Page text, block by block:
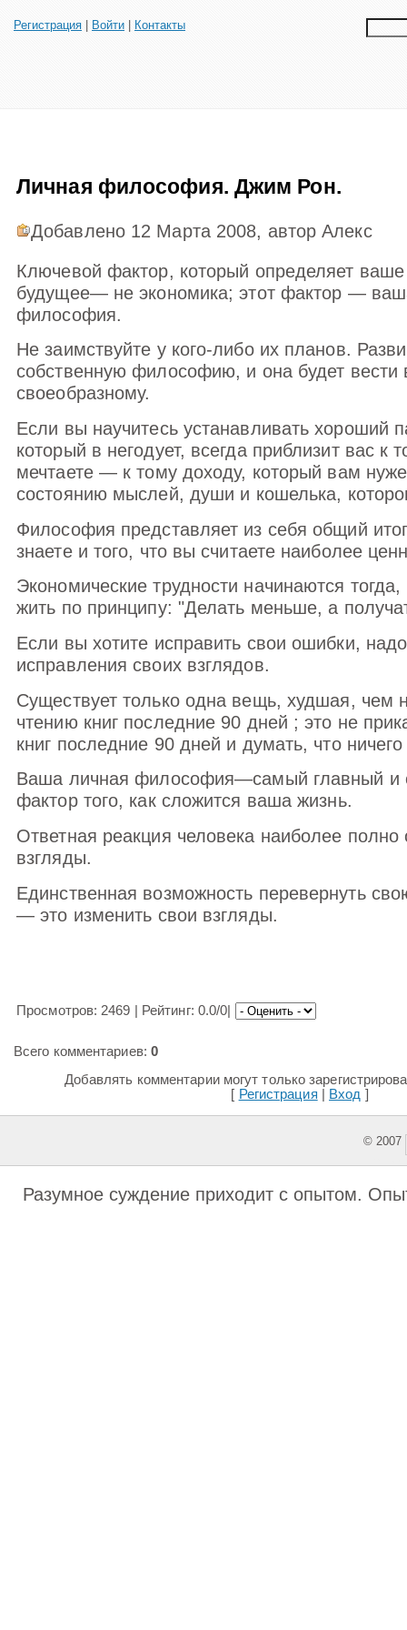
Регистрация Войти Контакты
Личная философия. Джим Рон.
Добавлено 12 Марта 2008, автор
Ключевой фактор, который определяет
будущее— не экономика; этот фактор —
философия.
Не заимствуйте у кого-либо их планов.
собственную философию, и она будет вести
своеобразному.
Если вы научитесь устанавливать хороший
который в негодует, всегда приблизит вас к
мечтаете — к тому доходу, который вам
состоянию мыслей, души и кошелька,
Философия представляет из себя общий
знаете и того, что вы считаете наиболее
Экономические трудности начинаются
жить по принципу: "Делать меньше, а
Если вы хотите исправить свои ошибки,
исправления своих взглядов.
Существует только одна вещь, худшая, чем
чтению книг последние 90 дней ; это не
книг последние 90 дней и думать, что
Ваша личная философия—самый главный и
фактор того, как сложится ваша жизнь.
Ответная реакция человека наиболее полно
взгляды.
Единственная возможность перевернуть
— это изменить свои взгляды.
Просмотров: 2469 | Рейтинг: 0.0/0|
Всего комментариев: 0
Добавлять комментарии могут только
[ Регистрация Вход ]
© 2007
Разумное суждение приходит с опытом.